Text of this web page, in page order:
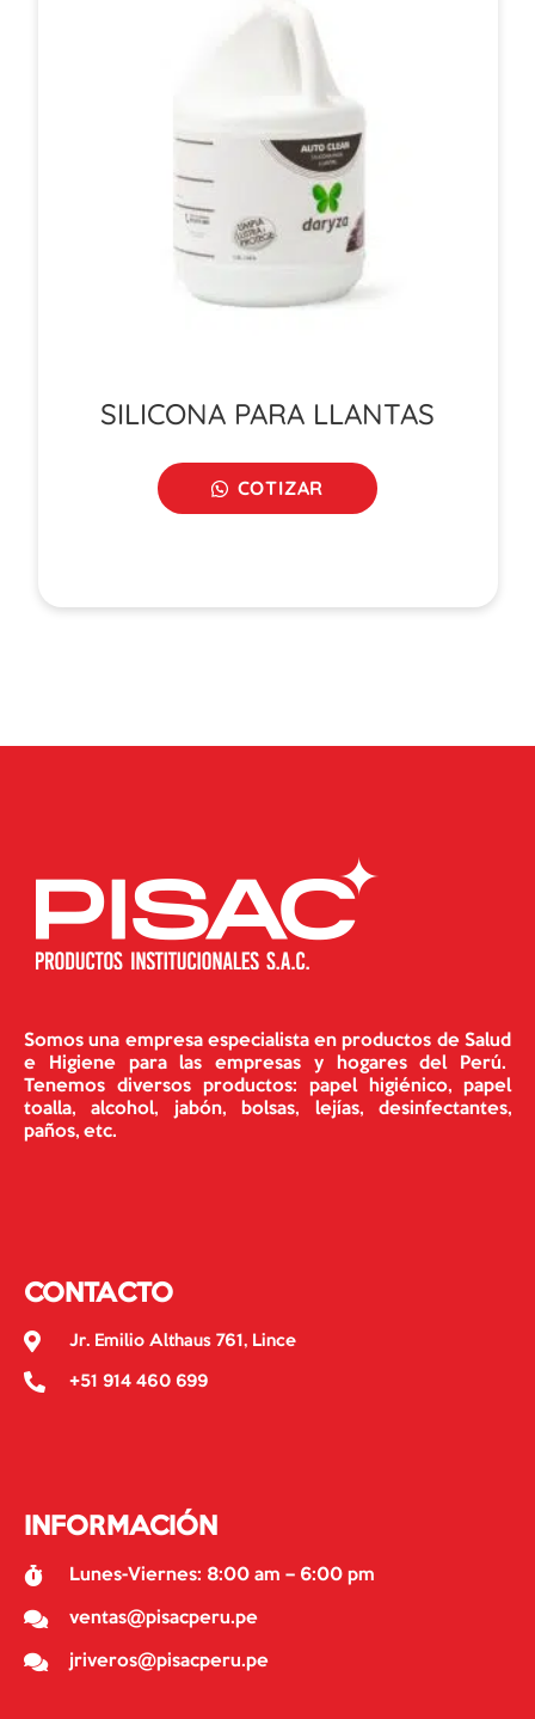
SILICONA PARA LLANTAS
COTIZAR
Somos una empresa especialista en productos de Salud
e Higiene para las empresas y hogares del Perú.
Tenemos diversos productos: papel higiénico, papel
toalla, alcohol, jabón, bolsas, lejías, desinfectantes,
paños, etc.
CONTACTO
Jr. Emilio Althaus 761, Lince
+51 914 460 699
INFORMACIÓN
Lunes-Viernes: 8:00 am – 6:00 pm
ventas@pisacperu.pe
jriveros@pisacperu.pe